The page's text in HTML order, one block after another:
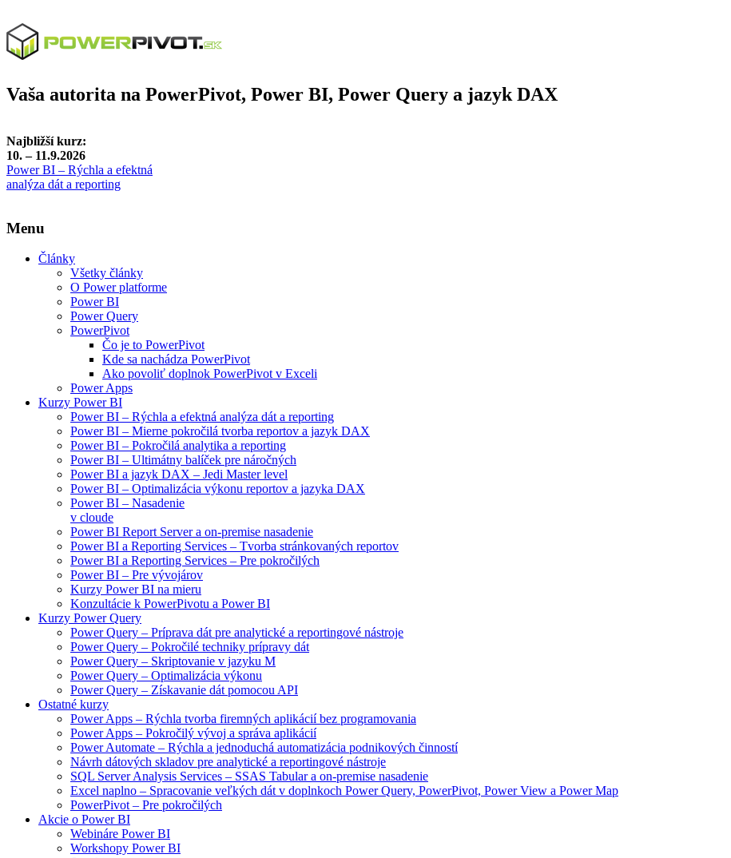
Vaša autorita na PowerPivot, Power BI, Power Query a jazyk DAX
Najbližší kurz:
10. – 11.9.2026
Power BI – Rýchla a efektná
analýza dát a reporting
Menu
Články
Všetky články
O Power platforme
Power BI
Power Query
PowerPivot
Čo je to PowerPivot
Kde sa nachádza PowerPivot
Ako povoliť doplnok PowerPivot v Exceli
Power Apps
Kurzy Power BI
Power BI – Rýchla a efektná analýza dát a reporting
Power BI – Mierne pokročilá tvorba reportov a jazyk DAX
Power BI – Pokročilá analytika a reporting
Power BI – Ultimátny balíček pre náročných
Power BI a jazyk DAX – Jedi Master level
Power BI – Optimalizácia výkonu reportov a jazyka DAX
Power BI – Nasadenie
v cloude
Power BI Report Server a on-premise nasadenie
Power BI a Reporting Services – Tvorba stránkovaných reportov
Power BI a Reporting Services – Pre pokročilých
Power BI – Pre vývojárov
Kurzy Power BI na mieru
Konzultácie k PowerPivotu a Power BI
Kurzy Power Query
Power Query – Príprava dát pre analytické a reportingové nástroje
Power Query – Pokročilé techniky prípravy dát
Power Query – Skriptovanie v jazyku M
Power Query – Optimalizácia výkonu
Power Query – Získavanie dát pomocou API
Ostatné kurzy
Power Apps – Rýchla tvorba firemných aplikácií bez programovania
Power Apps – Pokročilý vývoj a správa aplikácií
Power Automate – Rýchla a jednoduchá automatizácia podnikových činností
Návrh dátových skladov pre analytické a reportingové nástroje
SQL Server Analysis Services – SSAS Tabular a on-premise nasadenie
Excel naplno – Spracovanie veľkých dát v doplnkoch Power Query, PowerPivot, Power View a Power Map
PowerPivot – Pre pokročilých
Akcie o Power BI
Webináre Power BI
Workshopy Power BI